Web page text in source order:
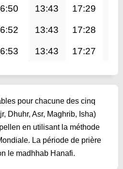
13:43 17:29
13:43 17:28
13:43 17:27
pour chacune des cinq
Dhuhr, Asr, Maghrib, Isha)
en utilisant la méthode
La période de prière
le madhhab Hanafi.